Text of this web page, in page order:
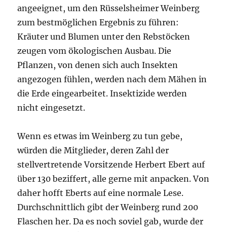
angeeignet, um den Rüsselsheimer Weinberg
zum bestmöglichen Ergebnis zu führen:
Kräuter und Blumen unter den Rebstöcken
zeugen vom ökologischen Ausbau. Die
Pflanzen, von denen sich auch Insekten
angezogen fühlen, werden nach dem Mähen in
die Erde eingearbeitet. Insektizide werden
nicht eingesetzt.
Wenn es etwas im Weinberg zu tun gebe,
würden die Mitglieder, deren Zahl der
stellvertretende Vorsitzende Herbert Ebert auf
über 130 beziffert, alle gerne mit anpacken. Von
daher hofft Eberts auf eine normale Lese.
Durchschnittlich gibt der Weinberg rund 200
Flaschen her. Da es noch soviel gab, wurde der